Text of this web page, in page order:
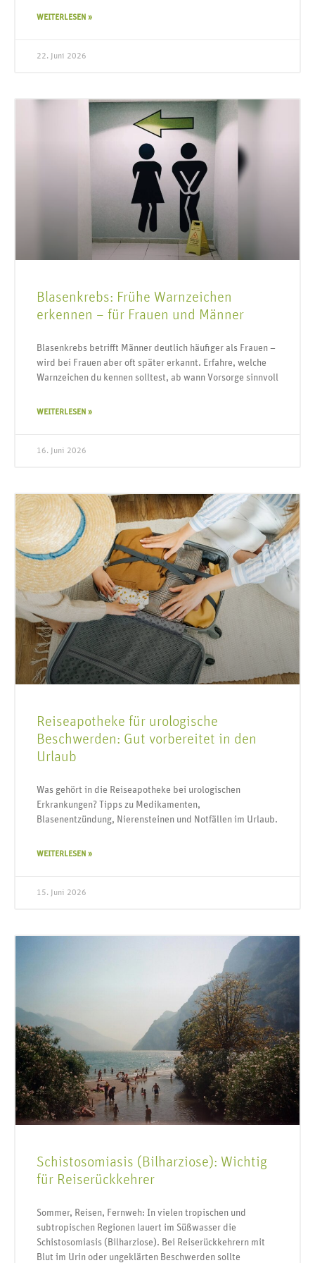
WEITERLESEN »
22. Juni 2026
Blasenkrebs: Frühe Warnzeichen
erkennen – für Frauen und Männer
Blasenkrebs betrifft Männer deutlich häufiger als Frauen –
wird bei Frauen aber oft später erkannt. Erfahre, welche
Warnzeichen du kennen solltest, ab wann Vorsorge sinnvoll
WEITERLESEN »
16. Juni 2026
Reiseapotheke für urologische
Beschwerden: Gut vorbereitet in den
Urlaub
Was gehört in die Reiseapotheke bei urologischen
Erkrankungen? Tipps zu Medikamenten,
Blasenentzündung, Nierensteinen und Notfällen im Urlaub.
WEITERLESEN »
15. Juni 2026
Schistosomiasis (Bilharziose): Wichtig
für Reiserückkehrer
Sommer, Reisen, Fernweh: In vielen tropischen und
subtropischen Regionen lauert im Süßwasser die
Schistosomiasis (Bilharziose). Bei Reiserückkehrern mit
Blut im Urin oder ungeklärten Beschwerden sollte